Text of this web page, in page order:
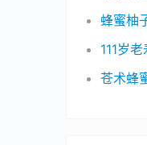
蜂蜜柚
111岁
苍术蜂